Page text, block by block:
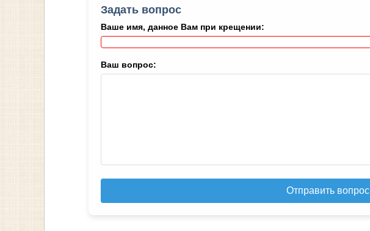
Задать вопрос
Ваше имя, данное Вам при крещении:
Ваш вопрос:
Отправить вопрос